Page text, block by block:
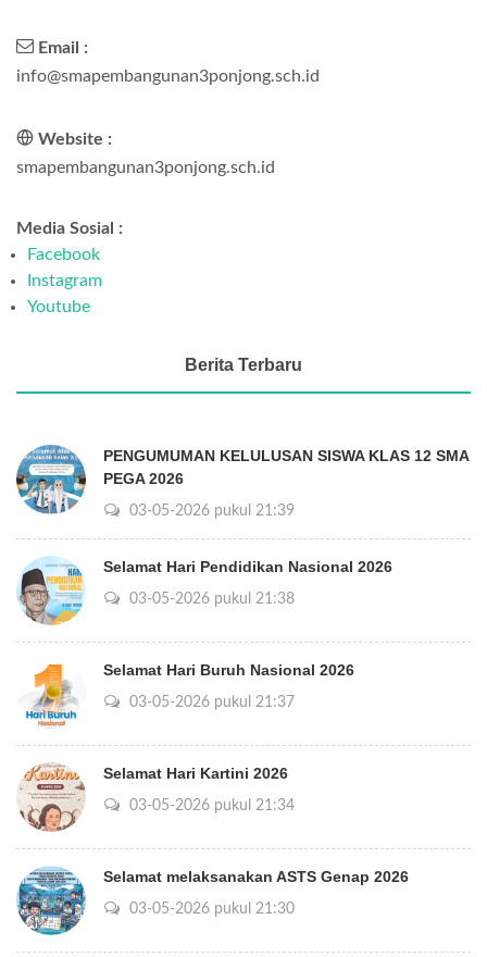
Email :
info@smapembangunan3ponjong.sch.id
Website :
smapembangunan3ponjong.sch.id
Media Sosial :
Facebook
Instagram
Youtube
Berita Terbaru
PENGUMUMAN KELULUSAN SISWA KLAS 12 SMA
PEGA 2026
03-05-2026 pukul 21:39
Selamat Hari Pendidikan Nasional 2026
03-05-2026 pukul 21:38
Selamat Hari Buruh Nasional 2026
03-05-2026 pukul 21:37
Selamat Hari Kartini 2026
03-05-2026 pukul 21:34
Selamat melaksanakan ASTS Genap 2026
03-05-2026 pukul 21:30